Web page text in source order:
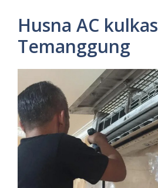
Husna AC kulkas
Temanggung